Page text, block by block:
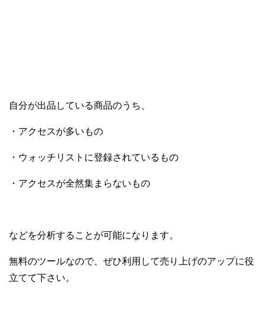
自分が出品している商品のうち、
・アクセスが多いもの
・ウォッチリストに登録されているもの
・アクセスが全然集まらないもの
などを分析することが可能になります。
無料のツールなので、ぜひ利用して売り上げのアップに役
立てて下さい。